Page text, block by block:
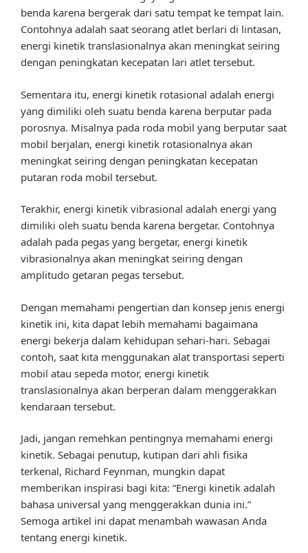
benda karena bergerak dari satu tempat ke tempat lain.
Contohnya adalah saat seorang atlet berlari di lintasan,
energi kinetik translasionalnya akan meningkat seiring
dengan peningkatan kecepatan lari atlet tersebut.
Sementara itu, energi kinetik rotasional adalah energi
yang dimiliki oleh suatu benda karena berputar pada
porosnya. Misalnya pada roda mobil yang berputar saat
mobil berjalan, energi kinetik rotasionalnya akan
meningkat seiring dengan peningkatan kecepatan
putaran roda mobil tersebut.
Terakhir, energi kinetik vibrasional adalah energi yang
dimiliki oleh suatu benda karena bergetar. Contohnya
adalah pada pegas yang bergetar, energi kinetik
vibrasionalnya akan meningkat seiring dengan
amplitudo getaran pegas tersebut.
Dengan memahami pengertian dan konsep jenis energi
kinetik ini, kita dapat lebih memahami bagaimana
energi bekerja dalam kehidupan sehari-hari. Sebagai
contoh, saat kita menggunakan alat transportasi seperti
mobil atau sepeda motor, energi kinetik
translasionalnya akan berperan dalam menggerakkan
kendaraan tersebut.
Jadi, jangan remehkan pentingnya memahami energi
kinetik. Sebagai penutup, kutipan dari ahli fisika
terkenal, Richard Feynman, mungkin dapat
memberikan inspirasi bagi kita: “Energi kinetik adalah
bahasa universal yang menggerakkan dunia ini.”
Semoga artikel ini dapat menambah wawasan Anda
tentang energi kinetik.